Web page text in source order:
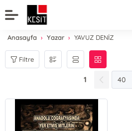
Anasayfa Yazar YAVUZ DENİZ
Filtre
1